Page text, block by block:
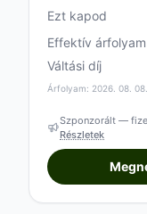
Ezt kapod
Effektív árfolyam
Váltási díj
Árfolyam: 2026. 08. 08.
Szponzorált —
Részletek